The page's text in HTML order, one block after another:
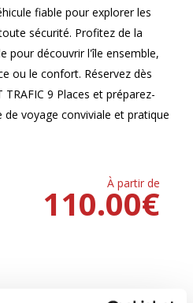
fiable pour explorer les
sécurité. Profitez de la
pour découvrir l'île ensemble,
ou le confort. Réservez dès
9 Places et préparez-
de voyage conviviale et pratique
À partir de
€
110.00